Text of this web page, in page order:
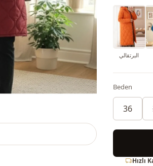
البرتقالي
Beden
36
Hızlı